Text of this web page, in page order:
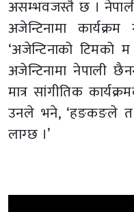
असम्भवजस्तै छ ।
अजेन्टिनामा
‘अजेन्टिनाको टिमको
अजेन्टिनामा नेपाली
मात्र सांगीतिक
उनले भने, ‘हङकङले त
लाग्छ ।’